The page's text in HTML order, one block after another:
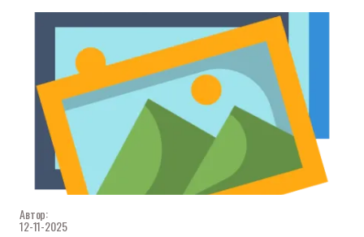
Автор:
12-11-2025